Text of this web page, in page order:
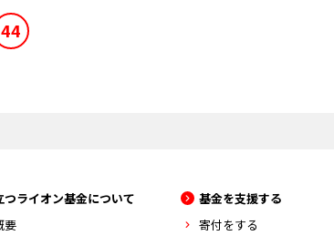
44
つライオン基金について
要
基金を支援する
寄付をする